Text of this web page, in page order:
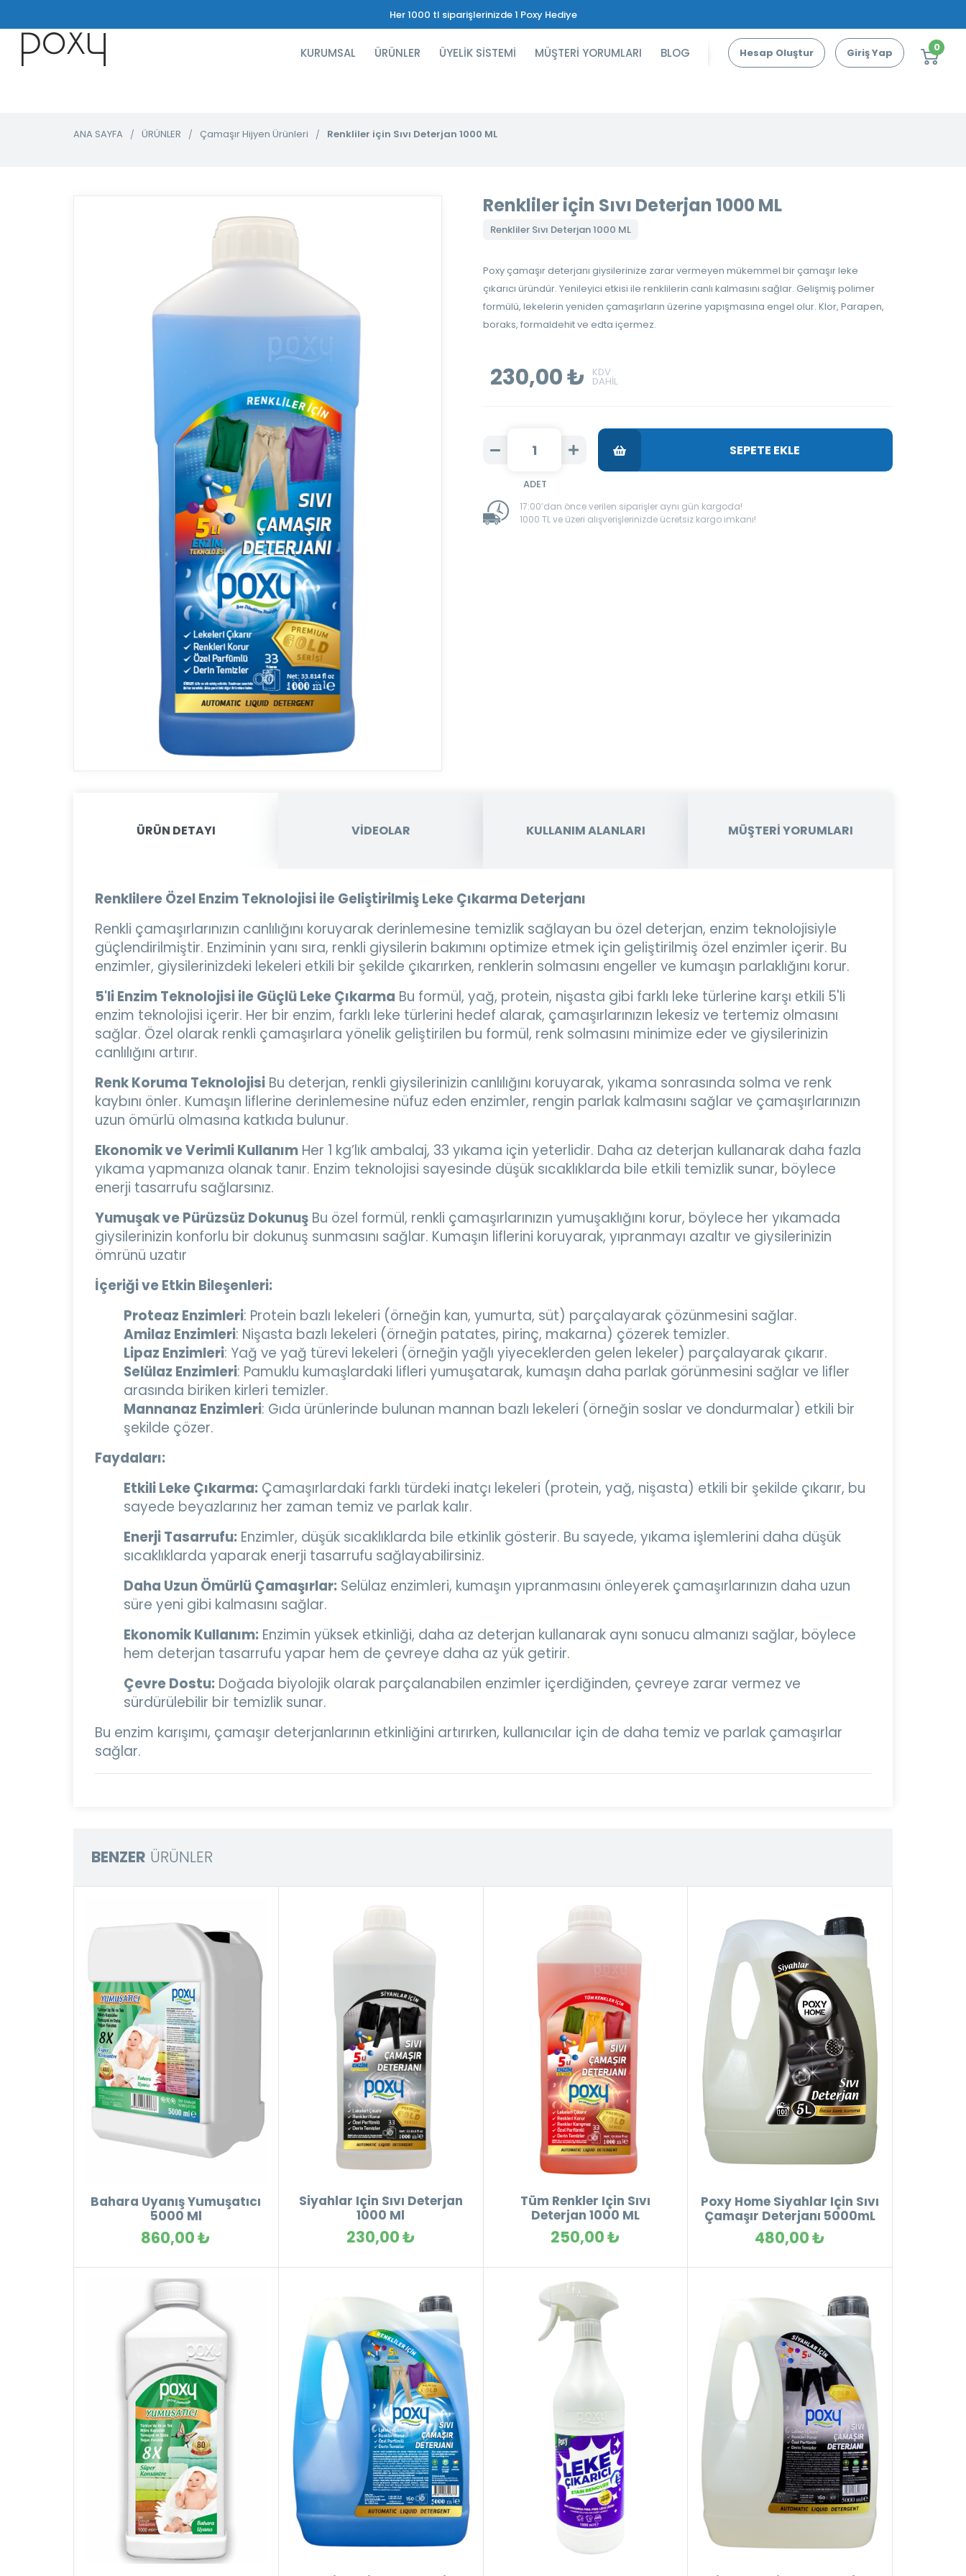
Her 1000 tl siparişlerinizde 1 Poxy Hediye
KURUMSAL ÜRÜNLER ÜYELİK SİSTEMİ MÜŞTERİ YORUMLARI BLOG Hesap Oluştur Giriş Yap 0
ANA SAYFA ÜRÜNLER Çamaşır Hijyen Ürünleri Renkliler için Sıvı Deterjan 1000 ML
Renkliler için Sıvı Deterjan 1000 ML
Renkliler Sıvı Deterjan 1000 ML
Poxy çamaşır deterjanı giysilerinize zarar vermeyen mükemmel bir çamaşır leke
çıkarıcı üründür. Yenileyici etkisi ile renklilerin canlı kalmasını sağlar. Gelişmiş polimer
formülü, lekelerin yeniden çamaşırların üzerine yapışmasına engel olur. Klor, Parapen,
boraks, formaldehit ve edta içermez.
230,00 ₺
SEPETE EKLE
17:00’dan önce verilen siparişler aynı gün kargoda!
1000 TL ve üzeri alışverişlerinizde ücretsiz kargo imkanı!
ÜRÜN DETAYI VİDEOLAR KULLANIM ALANLARI MÜŞTERİ YORUMLARI
Renklilere Özel Enzim Teknolojisi ile Geliştirilmiş Leke Çıkarma Deterjanı
Renkli çamaşırlarınızın canlılığını koruyarak derinlemesine temizlik sağlayan bu özel deterjan, enzim teknolojisiyle
güçlendirilmiştir. Enziminin yanı sıra, renkli giysilerin bakımını optimize etmek için geliştirilmiş özel enzimler içerir. Bu
enzimler, giysilerinizdeki lekeleri etkili bir şekilde çıkarırken, renklerin solmasını engeller ve kumaşın parlaklığını korur.
5'li Enzim Teknolojisi ile Güçlü Leke Çıkarma Bu formül, yağ, protein, nişasta gibi farklı leke türlerine karşı etkili 5'li
enzim teknolojisi içerir. Her bir enzim, farklı leke türlerini hedef alarak, çamaşırlarınızın lekesiz ve tertemiz olmasını
sağlar. Özel olarak renkli çamaşırlara yönelik geliştirilen bu formül, renk solmasını minimize eder ve giysilerinizin
canlılığını artırır.
Renk Koruma Teknolojisi Bu deterjan, renkli giysilerinizin canlılığını koruyarak, yıkama sonrasında solma ve renk
kaybını önler. Kumaşın liflerine derinlemesine nüfuz eden enzimler, rengin parlak kalmasını sağlar ve çamaşırlarınızın
uzun ömürlü olmasına katkıda bulunur.
Ekonomik ve Verimli Kullanım Her 1 kg’lık ambalaj, 33 yıkama için yeterlidir. Daha az deterjan kullanarak daha fazla
yıkama yapmanıza olanak tanır. Enzim teknolojisi sayesinde düşük sıcaklıklarda bile etkili temizlik sunar, böylece
enerji tasarrufu sağlarsınız.
Yumuşak ve Pürüzsüz Dokunuş Bu özel formül, renkli çamaşırlarınızın yumuşaklığını korur, böylece her yıkamada
giysilerinizin konforlu bir dokunuş sunmasını sağlar. Kumaşın liflerini koruyarak, yıpranmayı azaltır ve giysilerinizin
ömrünü uzatır
İçeriği ve Etkin Bileşenleri:
Proteaz Enzimleri: Protein bazlı lekeleri (örneğin kan, yumurta, süt) parçalayarak çözünmesini sağlar.
Amilaz Enzimleri: Nişasta bazlı lekeleri (örneğin patates, pirinç, makarna) çözerek temizler.
Lipaz Enzimleri: Yağ ve yağ türevi lekeleri (örneğin yağlı yiyeceklerden gelen lekeler) parçalayarak çıkarır.
Selülaz Enzimleri: Pamuklu kumaşlardaki lifleri yumuşatarak, kumaşın daha parlak görünmesini sağlar ve lifler
arasında biriken kirleri temizler.
Mannanaz Enzimleri: Gıda ürünlerinde bulunan mannan bazlı lekeleri (örneğin soslar ve dondurmalar) etkili bir
şekilde çözer.
Faydaları:
Etkili Leke Çıkarma: Çamaşırlardaki farklı türdeki inatçı lekeleri (protein, yağ, nişasta) etkili bir şekilde çıkarır, bu
sayede beyazlarınız her zaman temiz ve parlak kalır.
Enerji Tasarrufu: Enzimler, düşük sıcaklıklarda bile etkinlik gösterir. Bu sayede, yıkama işlemlerini daha düşük
sıcaklıklarda yaparak enerji tasarrufu sağlayabilirsiniz.
Daha Uzun Ömürlü Çamaşırlar: Selülaz enzimleri, kumaşın yıpranmasını önleyerek çamaşırlarınızın daha uzun
süre yeni gibi kalmasını sağlar.
Ekonomik Kullanım: Enzimin yüksek etkinliği, daha az deterjan kullanarak aynı sonucu almanızı sağlar, böylece
hem deterjan tasarrufu yapar hem de çevreye daha az yük getirir.
Çevre Dostu: Doğada biyolojik olarak parçalanabilen enzimler içerdiğinden, çevreye zarar vermez ve
sürdürülebilir bir temizlik sunar.
Bu enzim karışımı, çamaşır deterjanlarının etkinliğini artırırken, kullanıcılar için de daha temiz ve parlak çamaşırlar
sağlar.
BENZER ÜRÜNLER
Bahara Uyanış Yumuşatıcı
5000 Ml
860,00 ₺
Siyahlar Için Sıvı Deterjan
1000 Ml
230,00 ₺
Tüm Renkler Için Sıvı
Deterjan 1000 ML
250,00 ₺
Poxy Home Siyahlar Için Sıvı
Çamaşır Deterjanı 5000mL
480,00 ₺